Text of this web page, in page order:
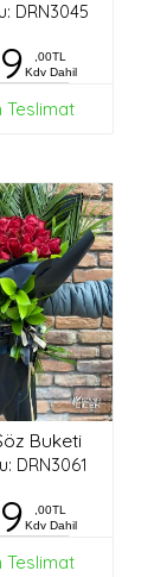
DRN3045
,00TL
Kdv Dahil
Teslimat
Buketi
DRN3061
,00TL
Kdv Dahil
Teslimat